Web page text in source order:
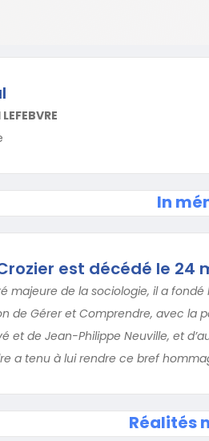
In
est décédé le 24
majeure de la sociologie, il a
de Gérer et Comprendre, avec la
et de Jean-Philippe Neuville, et
a tenu à lui rendre ce bref
Réalités